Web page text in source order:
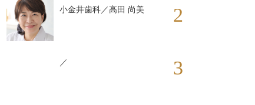
小金井歯科／高田 尚美 2
／ 3